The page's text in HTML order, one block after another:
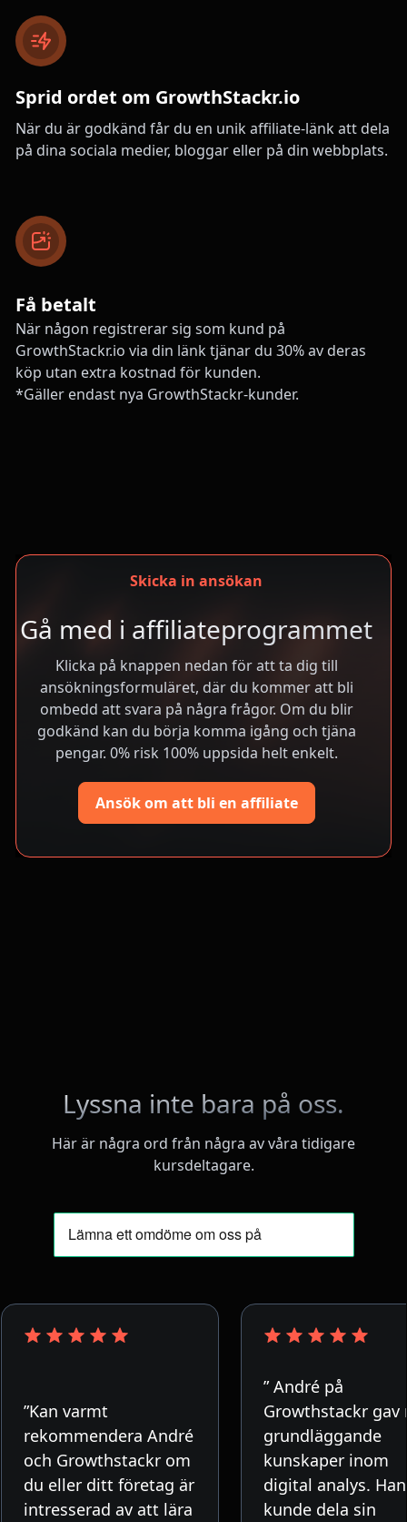
Sprid ordet om GrowthStackr.io
När du är godkänd får du en unik affiliate-länk att dela
på dina sociala medier, bloggar eller på din webbplats.
Få betalt
När någon registrerar sig som kund på
GrowthStackr.io via din länk tjänar du 30% av deras
köp utan extra kostnad för kunden.
*Gäller endast nya GrowthStackr-kunder.
Skicka in ansökan
Gå med i affiliateprogrammet
Klicka på knappen nedan för att ta dig till
ansökningsformuläret, där du kommer att bli
ombedd att svara på några frågor. Om du blir
godkänd kan du börja komma igång och tjäna
pengar. 0% risk 100% uppsida helt enkelt.
Ansök om att bli en affiliate
Lyssna inte bara på oss.
Här är några ord från några av våra tidigare
kursdeltagare.
”Kan varmt
rekommendera André
och Growthstackr om
du eller ditt företag är
intresserad av att lära
” André på
Growthstackr gav
grundläggande
kunskaper inom
digital analys. Han
kunde dela sin